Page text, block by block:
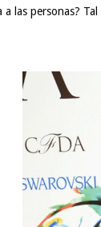
a las personas?